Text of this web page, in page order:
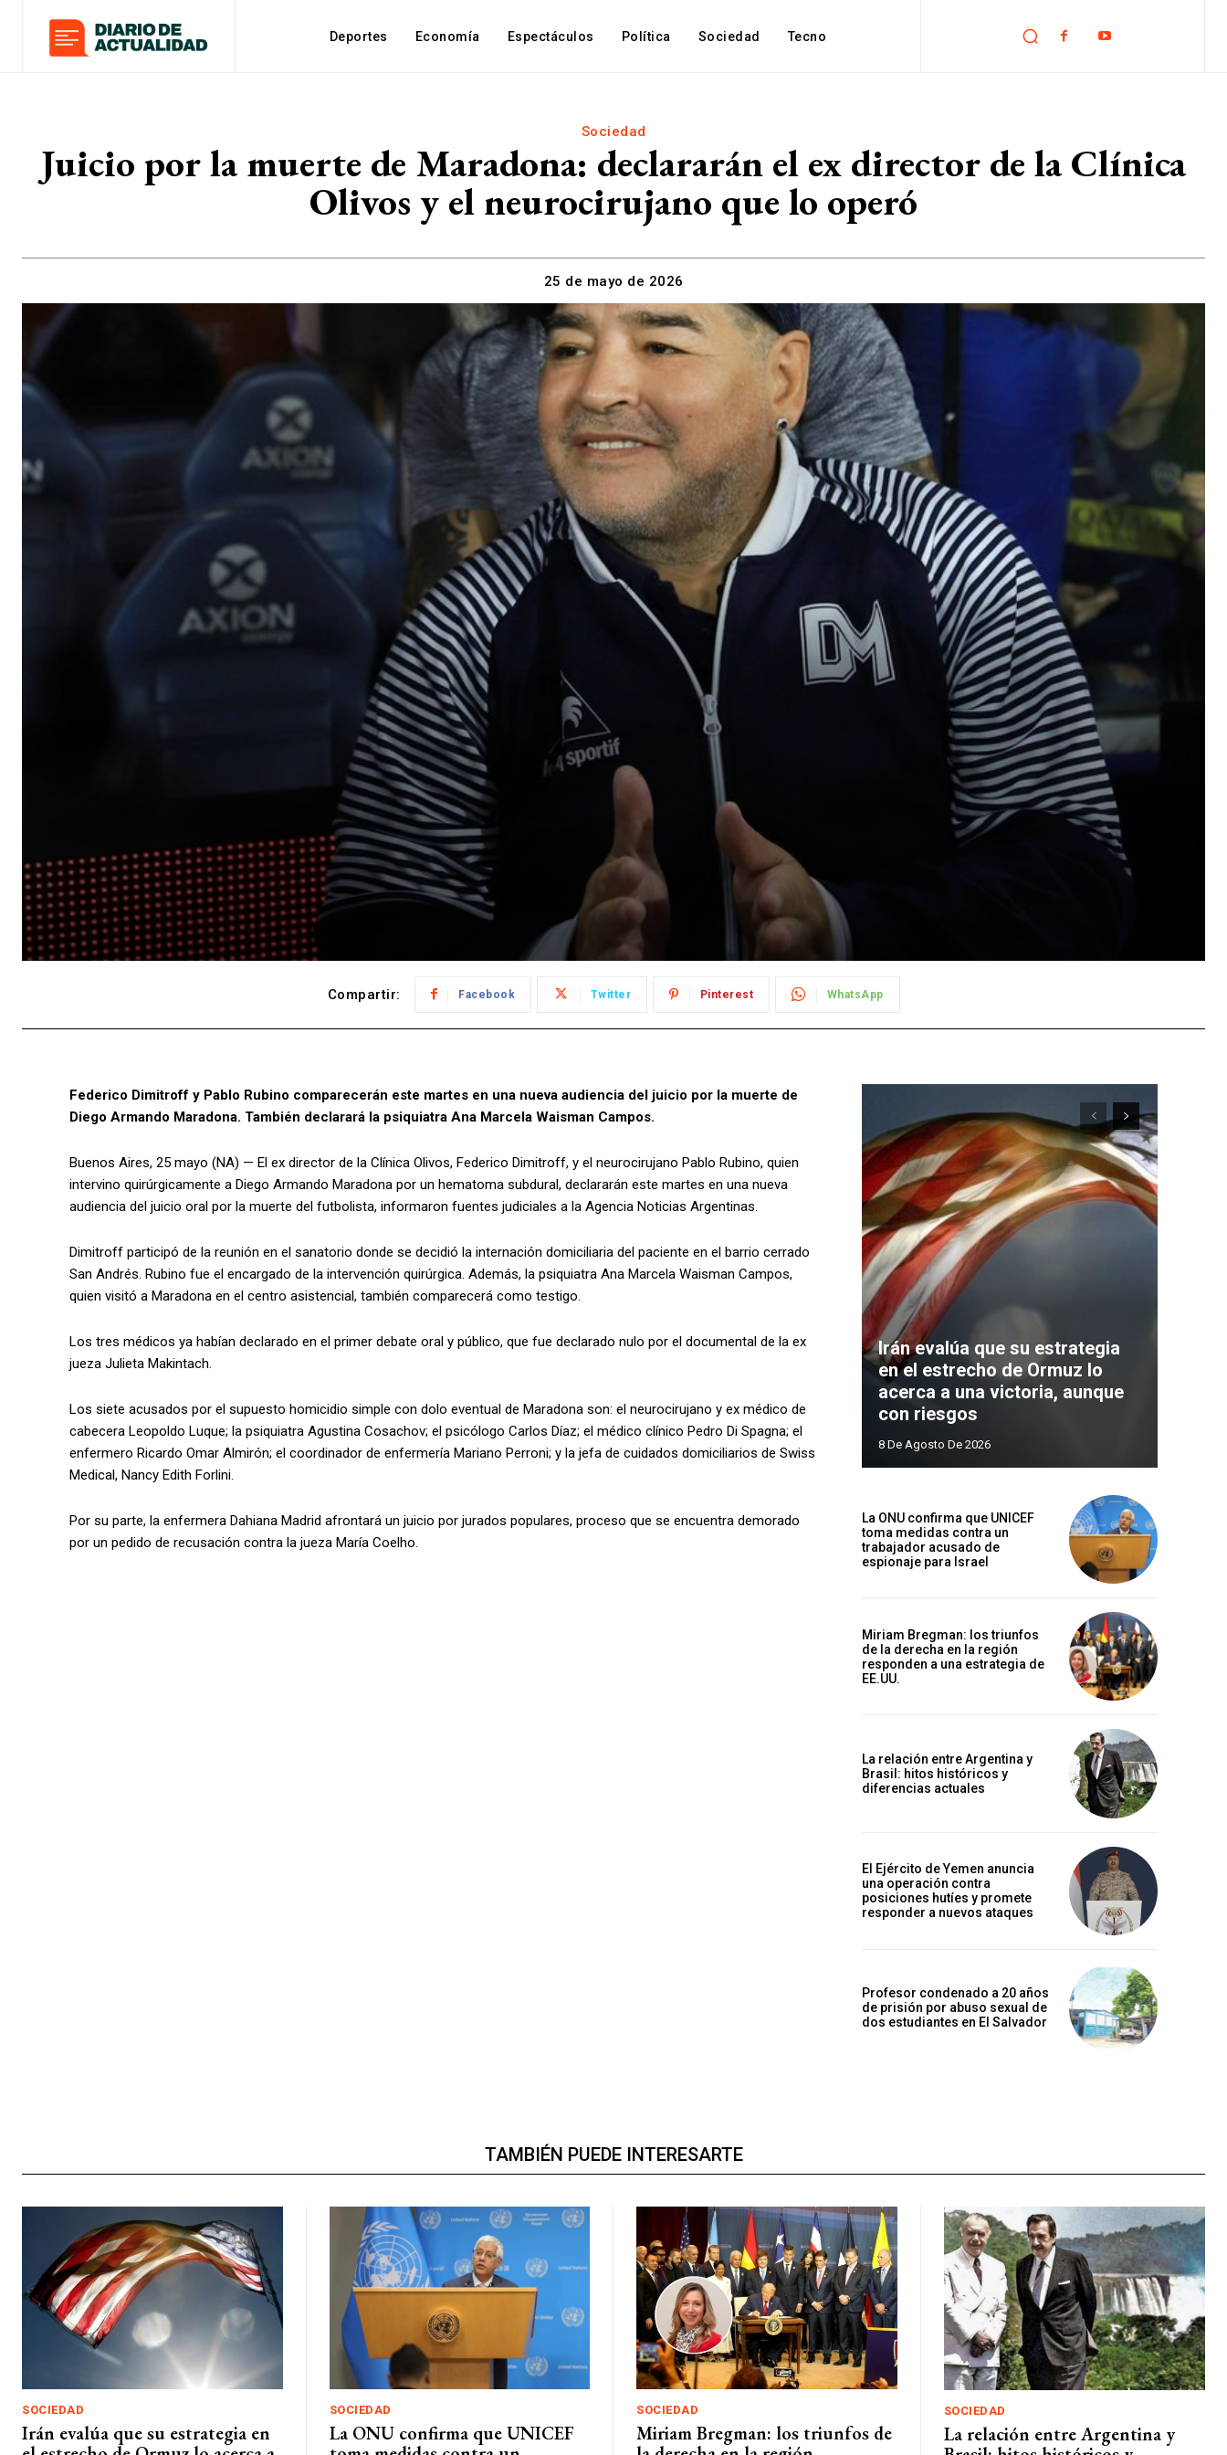
Deportes Economía Espectáculos Política Sociedad Tecno
Sociedad
Juicio por la muerte de Maradona: declararán el ex director de la Clínica
Olivos y el neurocirujano que lo operó
25 de mayo de 2026
Compartir: Facebook Twitter Pinterest WhatsApp
Federico Dimitroff y Pablo Rubino comparecerán este martes en una nueva audiencia del juicio por la muerte de
Diego Armando Maradona. También declarará la psiquiatra Ana Marcela Waisman Campos.
Buenos Aires, 25 mayo (NA) — El ex director de la Clínica Olivos, Federico Dimitroff, y el neurocirujano Pablo Rubino, quien
intervino quirúrgicamente a Diego Armando Maradona por un hematoma subdural, declararán este martes en una nueva
audiencia del juicio oral por la muerte del futbolista, informaron fuentes judiciales a la Agencia Noticias Argentinas.
Dimitroff participó de la reunión en el sanatorio donde se decidió la internación domiciliaria del paciente en el barrio cerrado
San Andrés. Rubino fue el encargado de la intervención quirúrgica. Además, la psiquiatra Ana Marcela Waisman Campos,
quien visitó a Maradona en el centro asistencial, también comparecerá como testigo.
Los tres médicos ya habían declarado en el primer debate oral y público, que fue declarado nulo por el documental de la ex
jueza Julieta Makintach.
Los siete acusados por el supuesto homicidio simple con dolo eventual de Maradona son: el neurocirujano y ex médico de
cabecera Leopoldo Luque; la psiquiatra Agustina Cosachov; el psicólogo Carlos Díaz; el médico clínico Pedro Di Spagna; el
enfermero Ricardo Omar Almirón; el coordinador de enfermería Mariano Perroni; y la jefa de cuidados domiciliarios de Swiss
Medical, Nancy Edith Forlini.
Por su parte, la enfermera Dahiana Madrid afrontará un juicio por jurados populares, proceso que se encuentra demorado
por un pedido de recusación contra la jueza María Coelho.
Irán evalúa que su estrategia
en el estrecho de Ormuz lo
acerca a una victoria, aunque
con riesgos
8 De Agosto De 2026
La ONU confirma que UNICEF
toma medidas contra un
trabajador acusado de
espionaje para Israel
Miriam Bregman: los triunfos
de la derecha en la región
responden a una estrategia de
EE.UU.
La relación entre Argentina y
Brasil: hitos históricos y
diferencias actuales
El Ejército de Yemen anuncia
una operación contra
posiciones hutíes y promete
responder a nuevos ataques
Profesor condenado a 20 años
de prisión por abuso sexual de
dos estudiantes en El Salvador
TAMBIÉN PUEDE INTERESARTE
SOCIEDAD
Irán evalúa que su estrategia en
SOCIEDAD
La ONU confirma que UNICEF
SOCIEDAD
Miriam Bregman: los triunfos de
SOCIEDAD
La relación entre Argentina y